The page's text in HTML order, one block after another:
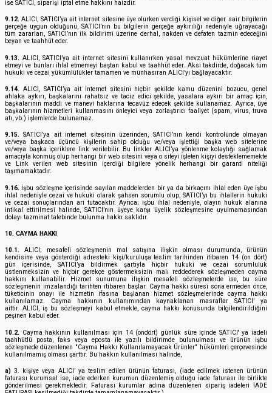
ise SATICI, siparişi iptal etme hakkını haizdir.
9.12. ALICI, SATICI’ya ait internet sitesine üye olurken verdiği kişisel ve diğer sair bilgilerin
gerçeğe uygun olduğunu, SATICI’nın bu bilgilerin gerçeğe aykırılığı nedeniyle uğrayacağı
tüm zararları, SATICI’nın ilk bildirimi üzerine derhal, nakden ve defaten tazmin edeceğini
beyan ve taahhüt eder.
9.13. ALICI, SATICI’ya ait internet sitesini kullanırken yasal mevzuat hükümlerine riayet
etmeyi ve bunları ihlal etmemeyi baştan kabul ve taahhüt eder. Aksi takdirde, doğacak tüm
hukuki ve cezai yükümlülükler tamamen ve münhasıran ALICI’yı bağlayacaktır.
9.14. ALICI, SATICI’ya ait internet sitesini hiçbir şekilde kamu düzenini bozucu, genel
ahlaka aykırı, başkalarını rahatsız ve taciz edici şekilde, yasalara aykırı bir amaç için,
başkalarının maddi ve manevi haklarına tecavüz edecek şekilde kullanamaz. Ayrıca, üye
başkalarının hizmetleri kullanmasını önleyici veya zorlaştırıcı faaliyet (spam, virus, truva
atı, vb.) işlemlerde bulunamaz.
9.15. SATICI’ya ait internet sitesinin üzerinden, SATICI’nın kendi kontrolünde olmayan
ve/veya başkaca üçüncü kişilerin sahip olduğu ve/veya işlettiği başka web sitelerine
ve/veya başka içeriklere link verilebilir. Bu linkler ALICI’ya yönlenme kolaylığı sağlamak
amacıyla konmuş olup herhangi bir web sitesini veya o siteyi işleten kişiyi desteklememekte
ve Link verilen web sitesinin içerdiği bilgilere yönelik herhangi bir garanti niteliği
taşımamaktadır.
9.16. İşbu sözleşme içerisinde sayılan maddelerden bir ya da birkaçını ihlal eden üye işbu
ihlal nedeniyle cezai ve hukuki olarak şahsen sorumlu olup, SATICI’yı bu ihlallerin hukuki
ve cezai sonuçlarından ari tutacaktır. Ayrıca; işbu ihlal nedeniyle, olayın hukuk alanına
intikal ettirilmesi halinde, SATICI’nın üyeye karşı üyelik sözleşmesine uyulmamasından
dolayı tazminat talebinde bulunma hakkı saklıdır.
10. CAYMA HAKKI
10.1. ALICI; mesafeli sözleşmenin mal satışına ilişkin olması durumunda, ürünün
kendisine veya gösterdiği adresteki kişi/kuruluşa teslim tarihinden itibaren 14 (on dört)
gün içerisinde, SATICI’ya bildirmek şartıyla hiçbir hukuki ve cezai sorumluluk
üstlenmeksizin ve hiçbir gerekçe göstermeksizin malı reddederek sözleşmeden cayma
hakkını kullanabilir. Hizmet sunumuna ilişkin mesafeli sözleşmelerde ise, bu süre
sözleşmenin imzalandığı tarihten itibaren başlar. Cayma hakkı süresi sona ermeden önce,
tüketicinin onayı ile hizmetin ifasına başlanan hizmet sözleşmelerinde cayma hakkı
kullanılamaz. Cayma hakkının kullanımından kaynaklanan masraflar SATICI’ ya
aittir. ALICI, iş bu sözleşmeyi kabul etmekle, cayma hakkı konusunda bilgilendirildiğini
peşinen kabul eder.
10.2. Cayma hakkının kullanılması için 14 (ondört) günlük süre içinde SATICI' ya iadeli
taahhütlü posta, faks veya eposta ile yazılı bildirimde bulunulması ve ürünün işbu
sözleşmede düzenlenen "Cayma Hakkı Kullanılamayacak Ürünler" hükümleri çerçevesinde
kullanılmamış olması şarttır. Bu hakkın kullanılması halinde,
a) 3. kişiye veya ALICI’ ya teslim edilen ürünün faturası, (İade edilmek istenen ürünün
faturası kurumsal ise, iade ederken kurumun düzenlemiş olduğu iade faturası ile birlikte
gönderilmesi gerekmektedir. Faturası kurumlar adına düzenlenen sipariş iadeleri İADE